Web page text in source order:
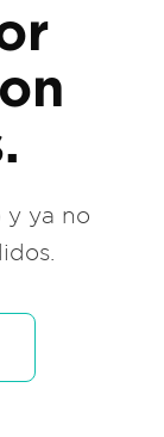
y ya no